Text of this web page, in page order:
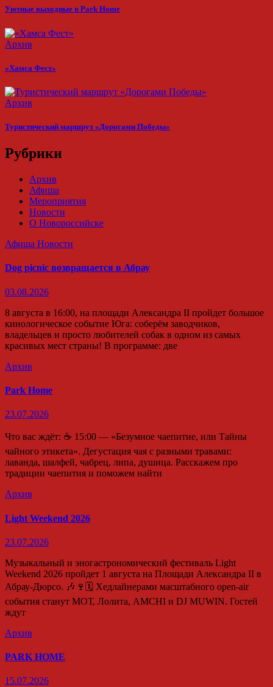
Уютные выходные в Park Home
Архив
«Хамса Фест»
Архив
Туристический маршрут «Дорогами Победы»
Рубрики
Архив
Афиша
Мероприятия
Новости
О Новороссийске
Афиша Новости
Dog picnic возвращается в Абрау
03.08.2026
8 августа в 16:00, на площади Александра II пройдет большое
кинологическое событие Юга: соберём заводчиков,
владельцев и просто любителей собак в одном из самых
красивых мест страны! В программе: две
Архив
Park Home
23.07.2026
Что вас ждёт: ☕ 15:00 — «Безумное чаепитие, или Тайны
чайного этикета». Дегустация чая с разными травами:
лаванда, шалфей, чабрец, липа, душица. Расскажем про
традиции чаепития и поможем найти
Архив
Light Weekend 2026
23.07.2026
Музыкальный и эногастрономический фестиваль Light
Weekend 2026 пройдет 1 августа на Площади Александра II в
Абрау-Дюрсо. 🎶🍷🗓️ Хедлайнерами масштабного open-air
события станут МОТ, Лолита, AMCHI и DJ MUWIN. Гостей
ждут
Архив
PARK HOME
15.07.2026